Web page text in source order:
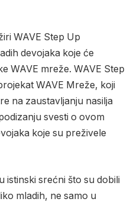
WAVE Step Up
devojaka koje će
WAVE mreže. WAVE Step
WAVE Mreže, koji
na zaustavljanju nasilja
svesti o ovom
koje su preživele
istinski srećni što su dobili
mladih, ne samo u